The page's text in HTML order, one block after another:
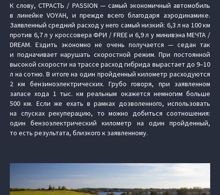
К слову, СТРАСТЬ / PASSION — самый экономичный автомобиль
в линейке VOYAH, и прежде всего благодаря аэродинамике.
Заявленный средний расход у него самый низкий: 6,3 л на 100 км
против 6,7 л у кроссовера ФРИ / FREE и 6,9 л у минивэна МЕЧТА /
DREAM. Ездить экономно не очень получается — седан так
и подначивает нарушать скоростной режим. При постоянной
высокой скорости на трассе расход гибрида вырастает до 9–10
л на сотню. В итоге на один пройденный километр расходуются
2 км бензиноэлектрических. Грубо говоря, при заявленном
запасе хода 1 тыс. км реальным окажется немногим больше
500 км. Если же ехать в рамках дозволенного, использовать
на спусках рекуперацию, то можно добиться соотношения:
один бензоэлектрический километр на один пройденный,
то есть результата, близкого к заявленному.